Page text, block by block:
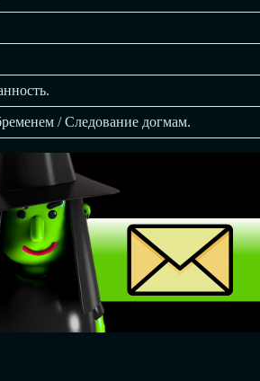
/ Следование догмам.